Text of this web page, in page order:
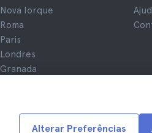
Alterar Preferências
Nova Iorque
Roma
Paris
Londres
Granada